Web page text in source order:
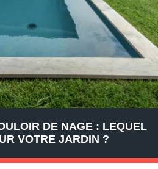
DE NAGE : LEQUEL
VOTRE JARDIN ?